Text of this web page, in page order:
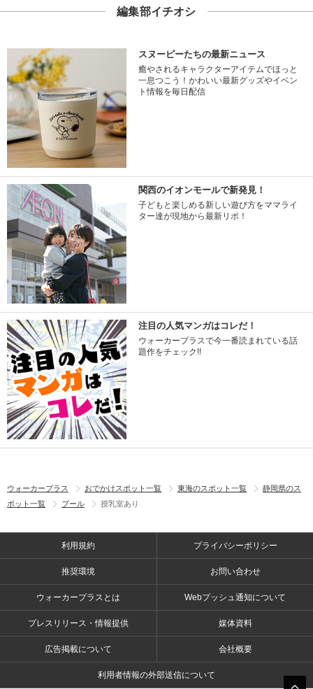
編集部イチオシ
スヌーピーたちの最新ニュース
癒やされるキャラクターアイテムでほっと
一息つこう！かわいい最新グッズやイベン
ト情報を毎日配信
関西のイオンモールで新発見！
子どもと楽しめる新しい遊び方をママライ
ター達が現地から最新リポ！
注目の人気マンガはコレだ！
ウォーカープラスで今一番読まれている話
題作をチェック!!
ウォーカープラス おでかけスポット一覧 東海のスポット一覧
静岡県のス
ポット一覧
プール 授乳室あり
利用規約 プライバシーポリシー
推奨環境 お問い合わせ
ウォーカープラスとは Webプッシュ通知について
プレスリリース・情報提供 媒体資料
広告掲載について 会社概要
利用者情報の外部送信について